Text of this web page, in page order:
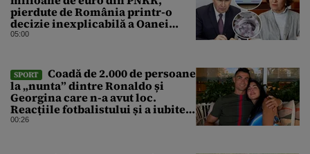
pierdute de România printr-o
decizie inexplicabilă a Oanei
Gheorghiu. Ultima hotărâre de
05:00
SPORT
Coadă de 2.000 de persoane
la „nunta” dintre Ronaldo și
Georgina care n-a avut loc.
Reacțiile fotbalistului și a iubitei
sale pe social media
00:26